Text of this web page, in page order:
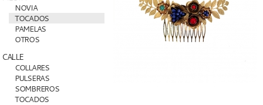
NOVIA
TOCADOS
PAMELAS
OTROS
CALLE
COLLARES
PULSERAS
SOMBREROS
TOCADOS